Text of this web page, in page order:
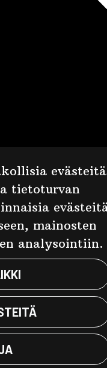
evästeitä
tietoturvan
mainosten
analysointiin.